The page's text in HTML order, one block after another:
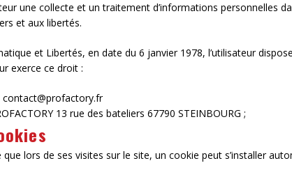
une collecte et un traitement d’informations personnelles
et aux libertés.
et Libertés, en date du 6 janvier 1978, l’utilisateur
exerce ce droit :
contact@profactory.fr
13 rue des bateliers 67790 STEINBOURG ;
que lors de ses visites sur le site, un cookie peut s’installer